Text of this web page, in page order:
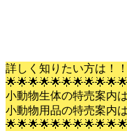
詳しく知りたい方は！！
小動物生体の特売案内
小動物用品の特売案内